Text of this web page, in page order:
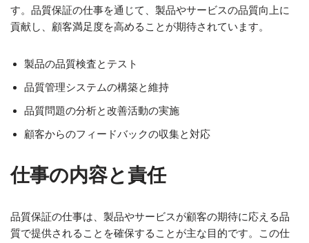
す。品質保証の仕事を通じて、製品やサービスの品質向上に
貢献し、顧客満足度を高めることが期待されています。
製品の品質検査とテスト
品質管理システムの構築と維持
品質問題の分析と改善活動の実施
顧客からのフィードバックの収集と対応
仕事の内容と責任
品質保証の仕事は、製品やサービスが顧客の期待に応える品
質で提供されることを確保することが主な目的です。この仕